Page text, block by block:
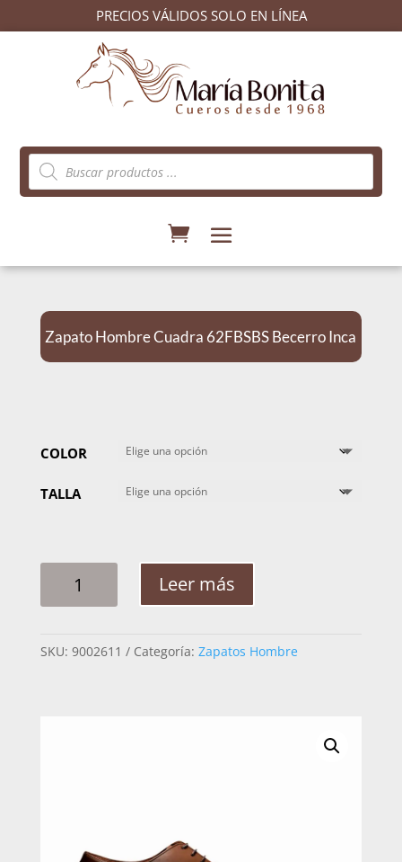
PRECIOS VÁLIDOS SOLO EN LÍNEA
Búsqueda
de
productos
Zapato Hombre Cuadra 62FBSBS Becerro Inca
COLOR
TALLA
HOMBRE
BECERRO
Leer más
SKU: 9002611 Categoría: Zapatos Hombre